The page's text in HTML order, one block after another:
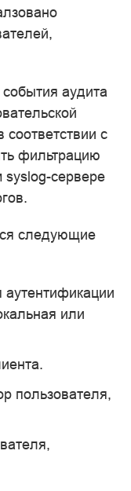
события аудита
соответствии с
фильтрацию
syslog-сервере
следующие
или
пользователя,